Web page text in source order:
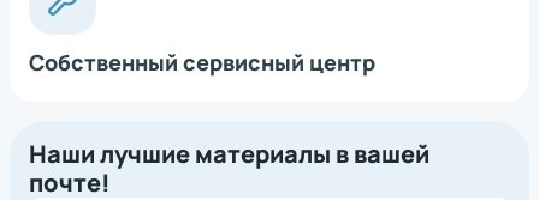
Собственный сервисный центр
Наши лучшие материалы в вашей
почте!